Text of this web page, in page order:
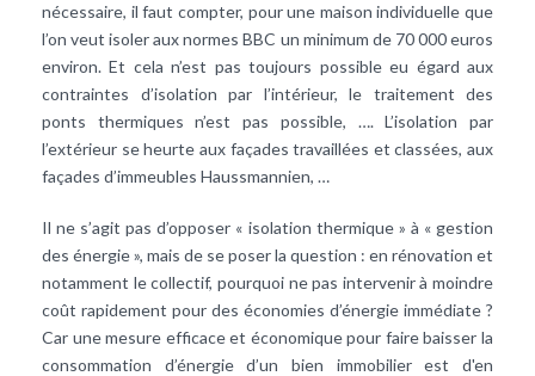
nécessaire, il faut compter, pour une maison individuelle que
l’on veut isoler aux normesBBC un minimum de 70 000 euros
environ. Et cela n’est pas toujours possible eu égard aux
contraintes d’isolation par l’intérieur, le traitement des
ponts thermiques n’est pas possible, …. L’isolation par
l’extérieur se heurte aux façades travaillées et classées, aux
façades d’immeubles Haussmannien, …
Il ne s’agit pas d’opposer « isolation thermique » à « gestion
des énergie », mais de se poser la question : en rénovation et
notamment le collectif, pourquoi ne pas intervenir à moindre
coût rapidement pour des économies d’énergie immédiate ?
Car une mesure efficace et économique pour faire baisser la
consommation d’énergie d’un bien immobilier est d'en